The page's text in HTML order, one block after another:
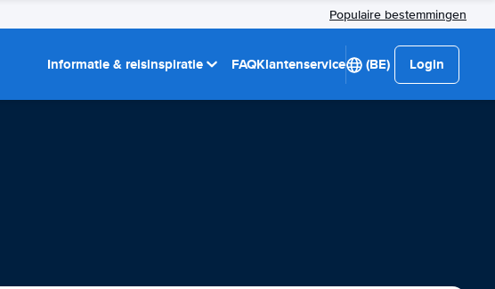
Populaire bestemmingen
Informatie & reisinspiratie FAQKlantenservice (BE) Login